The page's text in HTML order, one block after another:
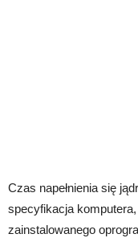
Czas napełnienia się
specyfikacja
zainstalowanego